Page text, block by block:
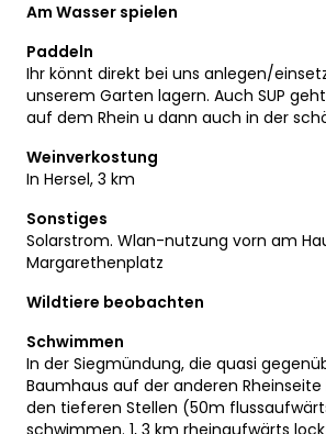
Am Wasser spielen
Paddeln
Ihr könnt direkt bei uns anlegen/
unserem Garten lagern. Auch SUP
auf dem Rhein u dann auch in der
Weinverkostung
In Hersel, 3 km
Sonstiges
Solarstrom. Wlan-nutzung vorn am
Margarethenplatz
Wildtiere beobachten
Schwimmen
In der Siegmündung, die quasi
Baumhaus auf der anderen
den tieferen Stellen (50m